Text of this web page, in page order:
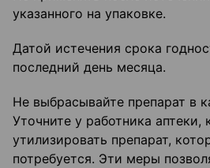
указанного на упаковке.
Датой истечения срока
последний день месяца.
Не выбрасывайте препарат в
Уточните у работника аптеки,
утилизировать препарат,
потребуется. Эти меры